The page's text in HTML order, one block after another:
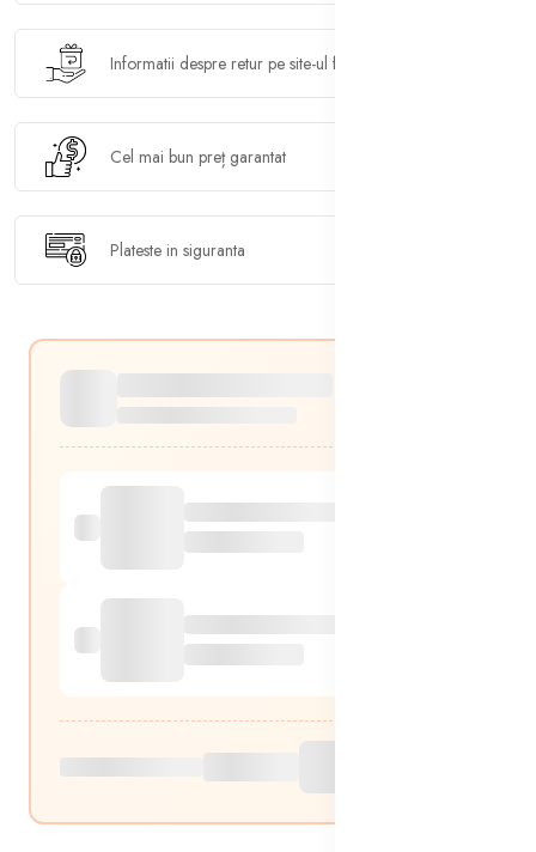
Informatii despre retur pe site-ul furnizorului
Cel mai bun preț garantat
Plateste in siguranta